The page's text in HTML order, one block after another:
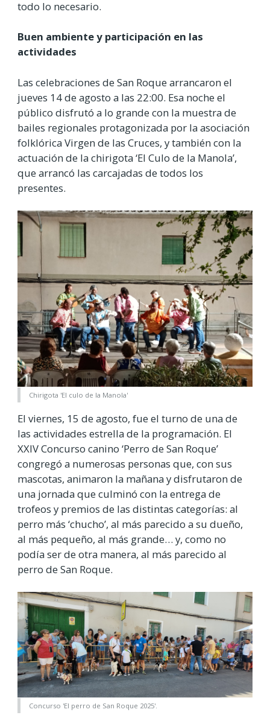
todo lo necesario.
Buen ambiente y participación en las
actividades
Las celebraciones de San Roque arrancaron el
jueves 14 de agosto a las 22:00. Esa noche el
público disfrutó a lo grande con la muestra de
bailes regionales protagonizada por la asociación
folklórica Virgen de las Cruces, y también con la
actuación de la chirigota ‘El Culo de la Manola’,
que arrancó las carcajadas de todos los
presentes.
Chirigota 'El culo de la Manola'
El viernes, 15 de agosto, fue el turno de una de
las actividades estrella de la programación. El
XXIV Concurso canino ‘Perro de San Roque’
congregó a numerosas personas que, con sus
mascotas, animaron la mañana y disfrutaron de
una jornada que culminó con la entrega de
trofeos y premios de las distintas categorías: al
perro más ‘chucho’, al más parecido a su dueño,
al más pequeño, al más grande… y, como no
podía ser de otra manera, al más parecido al
perro de San Roque.
Concurso 'El perro de San Roque 2025'.